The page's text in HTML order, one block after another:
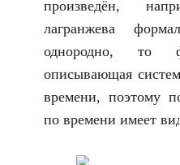
произведён,
лагранжева
однородно, то
описывающая
времени, поэтому
по времени имеет